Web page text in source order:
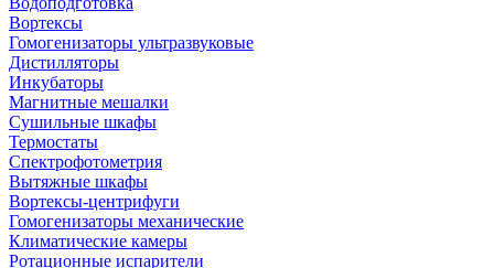
Вортексы
Гомогенизаторы ультразвуковые
Дистилляторы
Инкубаторы
Магнитные мешалки
Сушильные шкафы
Термостаты
Спектрофотометрия
Вытяжные шкафы
Вортексы-центрифуги
Гомогенизаторы механические
Климатические камеры
Ротационные испарители